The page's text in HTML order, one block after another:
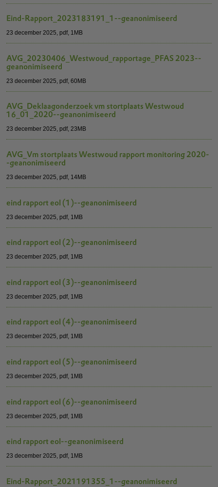
Eind-Rapport_2023183191_1--geanonimiseerd
23 december 2025, pdf, 1MB
AVG_20230406_Westwoud_rapportage_PFAS 2023--
geanonimiseerd
23 december 2025, pdf, 60MB
AVG_Deklaagonderzoek vm stortplaats Westwoud
16_01_2020--geanonimiseerd
23 december 2025, pdf, 23MB
AVG_Vm stortplaats Westwoud rapport monitoring 2020-
-geanonimiseerd
23 december 2025, pdf, 14MB
eind rapport eol (1)--geanonimiseerd
23 december 2025, pdf, 1MB
eind rapport eol (2)--geanonimiseerd
23 december 2025, pdf, 1MB
eind rapport eol (3)--geanonimiseerd
23 december 2025, pdf, 1MB
eind rapport eol (4)--geanonimiseerd
23 december 2025, pdf, 1MB
eind rapport eol (5)--geanonimiseerd
23 december 2025, pdf, 1MB
eind rapport eol (6)--geanonimiseerd
23 december 2025, pdf, 1MB
eind rapport eol--geanonimiseerd
23 december 2025, pdf, 1MB
Eind-Rapport_2021191355_1--geanonimiseerd